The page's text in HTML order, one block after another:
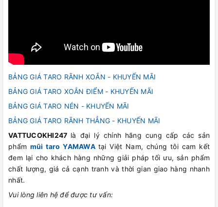
BẢNG GIÁ TARO RÃNH XOẮN - KHUYẾN MÃI
BẢNG GIÁ TARO XOẮN ĐIỂM - KHUYẾN MÃI
BẢNG GIÁ TARO NÉN - KHUYẾN MÃI
BẢNG GIÁ TARO RÃNH THẲNG - KHUYẾN MÃI
VATTUCOKHI247 là đại lý chính hãng cung cấp các sản
phẩm mũi taro YAMAWA tại Việt Nam, chúng tôi cam kết
đem lại cho khách hàng những giải pháp tối ưu, sản phẩm
chất lượng, giá cả cạnh tranh và thời gian giao hàng nhanh
nhất.
Vui lòng liên hệ để được tư vấn: